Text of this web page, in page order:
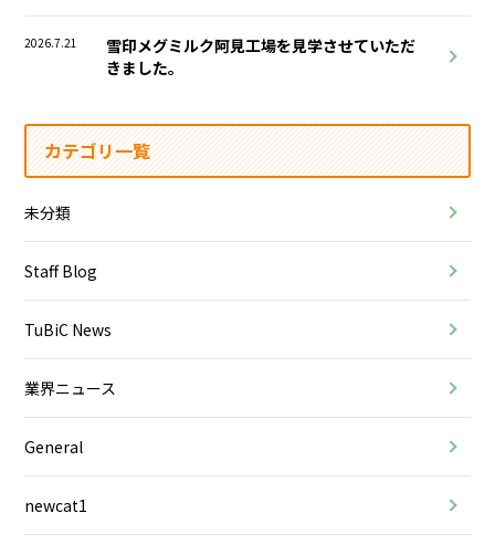
2026.7.21
雪印メグミルク阿見工場を見学させていただ
きました。
カテゴリ一覧
未分類
Staff Blog
TuBiC News
業界ニュース
General
newcat1